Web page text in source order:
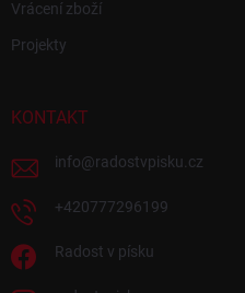
Vrácení zboží
Projekty
KONTAKT
info@radostvpisku.cz
+420777296199
Radost v písku